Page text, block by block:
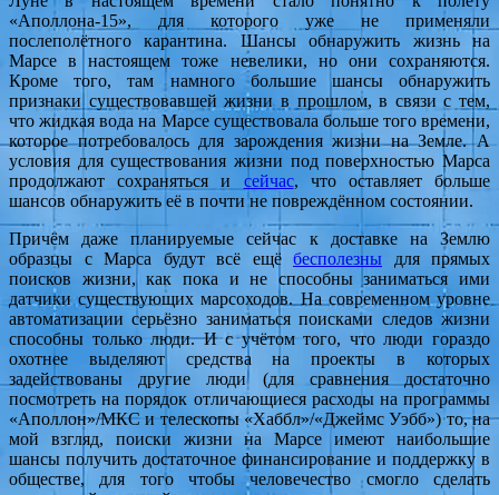
«Аполлона-15», для которого уже не применяли
послеполётного карантина. Шансы обнаружить жизнь на
Марсе в настоящем тоже невелики, но они сохраняются.
Кроме того, там намного большие шансы обнаружить
признаки существовавшей жизни в прошлом, в связи с тем,
что жидкая вода на Марсе существовала больше того времени,
которое потребовалось для зарождения жизни на Земле. А
условия для существования жизни под поверхностью Марса
продолжают сохраняться и сейчас, что оставляет больше
шансов обнаружить её в почти не повреждённом состоянии.
Причём даже планируемые сейчас к доставке на Землю
образцы с Марса будут всё ещё бесполезны для прямых
поисков жизни, как пока и не способны заниматься ими
датчики существующих марсоходов. На современном уровне
автоматизации серьёзно заниматься поисками следов жизни
способны только люди. И с учётом того, что люди гораздо
охотнее выделяют средства на проекты в которых
задействованы другие люди (для сравнения достаточно
посмотреть на порядок отличающиеся расходы на программы
«Аполлон»/МКС и телескопы «Хаббл»/«Джеймс Уэбб») то, на
мой взгляд, поиски жизни на Марсе имеют наибольшие
шансы получить достаточное финансирование и поддержку в
обществе, для того чтобы человечество смогло сделать